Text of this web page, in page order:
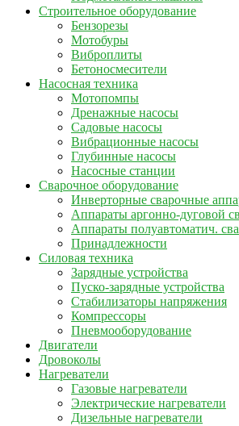
Строительное оборудование
Бензорезы
Мотобуры
Виброплиты
Бетоносмесители
Насосная техника
Мотопомпы
Дренажные насосы
Садовые насосы
Вибрационные насосы
Глубинные насосы
Насосные станции
Сварочное оборудование
Инверторные сварочные
Аппараты аргонно-дуговой
Аппараты полуавтоматич.
Принадлежности
Силовая техника
Зарядные устройства
Пуско-зарядные устройства
Стабилизаторы напряжения
Компрессоры
Пневмооборудование
Двигатели
Дровоколы
Нагреватели
Газовые нагреватели
Электрические нагреватели
Дизельные нагреватели